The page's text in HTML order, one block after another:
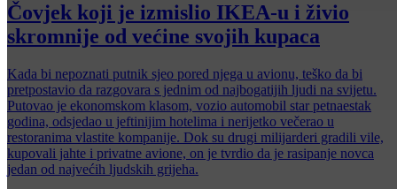
Čovjek koji je izmislio IKEA-u i živio
skromnije od većine svojih kupaca
Kada bi nepoznati putnik sjeo pored njega u avionu, teško da bi
pretpostavio da razgovara s jednim od najbogatijih ljudi na svijetu.
Putovao je ekonomskom klasom, vozio automobil star petnaestak
godina, odsjedao u jeftinijim hotelima i nerijetko večerao u
restoranima vlastite kompanije. Dok su drugi milijarderi gradili vile,
kupovali jahte i privatne avione, on je tvrdio da je rasipanje novca
jedan od najvećih ljudskih grijeha.